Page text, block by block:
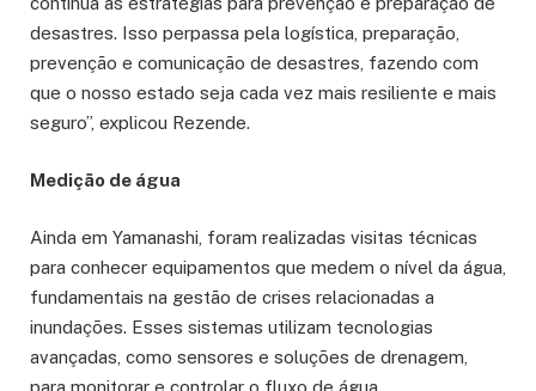
desastres. Isso perpassa pela logística, preparação,
prevenção e comunicação de desastres, fazendo com
que o nosso estado seja cada vez mais resiliente e mais
seguro”, explicou Rezende.
Medição de água
Ainda em Yamanashi, foram realizadas visitas técnicas
para conhecer equipamentos que medem o nível da água,
fundamentais na gestão de crises relacionadas a
inundações. Esses sistemas utilizam tecnologias
avançadas, como sensores e soluções de drenagem,
para monitorar e controlar o fluxo de água,